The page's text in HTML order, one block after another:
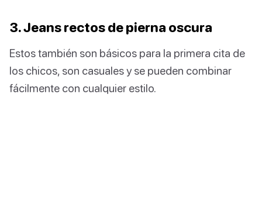
3. Jeans rectos de pierna oscura
Estos también son básicos para la primera cita de
los chicos, son casuales y se pueden combinar
fácilmente con cualquier estilo.